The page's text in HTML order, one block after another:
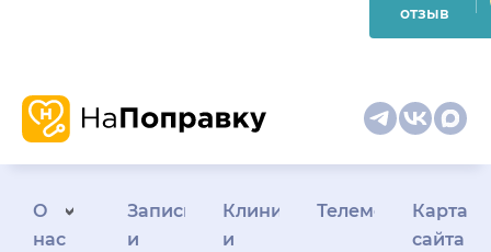
отзыв
О
нас
Запись
и
Клиникам
и
Телемедицина
Карта
сайта